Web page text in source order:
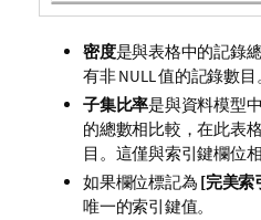
密度是與表格中的記錄
有非NULL值的記錄數目。
子集比率是與資料模型
的總數相比較，在此表
目。這僅與索引鍵欄位相
如果欄位標記為 [完美索
唯一的索引鍵值。